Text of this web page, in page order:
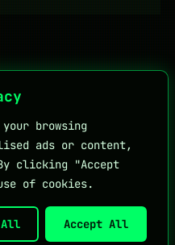
browsing
ads or content,
clicking "Accept
of cookies.
All Accept All